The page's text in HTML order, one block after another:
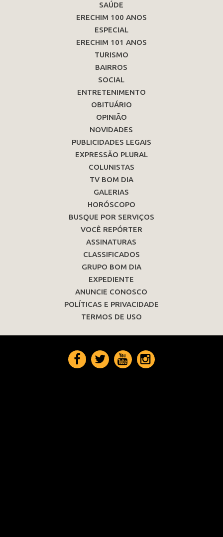
SAÚDE
ERECHIM 100 ANOS
ESPECIAL
ERECHIM 101 ANOS
TURISMO
BAIRROS
SOCIAL
ENTRETENIMENTO
OBITUÁRIO
OPINIÃO
NOVIDADES
PUBLICIDADES LEGAIS
EXPRESSÃO PLURAL
COLUNISTAS
TV BOM DIA
GALERIAS
HORÓSCOPO
BUSQUE POR SERVIÇOS
VOCÊ REPÓRTER
ASSINATURAS
CLASSIFICADOS
GRUPO BOM DIA
EXPEDIENTE
ANUNCIE CONOSCO
POLÍTICAS E PRIVACIDADE
TERMOS DE USO